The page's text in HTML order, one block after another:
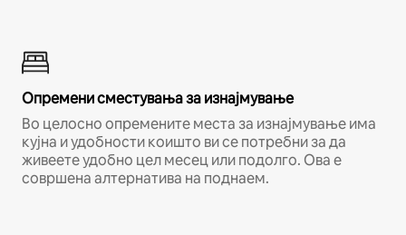
Опремени сместувања за изнајмување
Во целосно опремените места за изнајмување има
кујна и удобности коишто ви се потребни за да
живеете удобно цел месец или подолго. Ова е
совршена алтернатива на поднаем.